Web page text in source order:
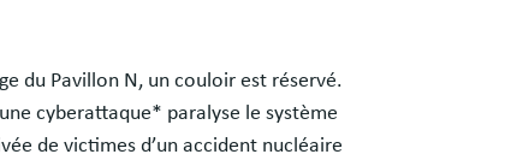
du Pavillon N, un couloir est réservé.
cyberattaque* paralyse le système
de victimes d’un accident nucléaire